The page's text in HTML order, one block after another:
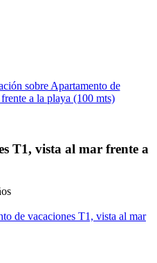
sobre Apartamento de
a la playa (100 mts)
T1, vista al mar frente a
de vacaciones T1, vista al mar